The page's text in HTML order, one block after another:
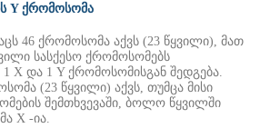
Y ქრომოსომა
46 ქრომოსომა აქვს (23 წყვილი), მათ
სასქესო ქრომოსომებს
X და 1 Y ქრომოსომისგან შედგება.
(23 წყვილი) აქვს, თუმცა მისი
შემთხვევაში, ბოლო წყვილში
X -ია.